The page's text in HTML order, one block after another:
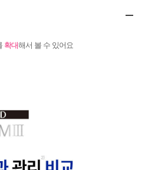
확대해서 볼 수 있어요